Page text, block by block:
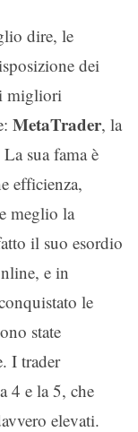
dire, le
dei
migliori
MetaTrader, la
sua fama è
efficienza,
meglio la
il suo esordio
e in
le
state
I trader
4 e la 5, che
elevati.